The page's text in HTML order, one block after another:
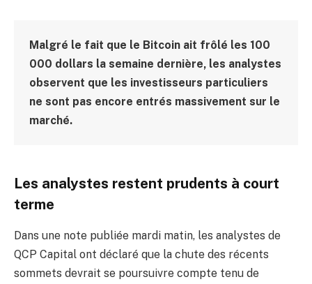
Malgré le fait que le Bitcoin ait frôlé les 100
000 dollars la semaine dernière, les analystes
observent que les investisseurs particuliers
ne sont pas encore entrés massivement sur le
marché.
Les analystes restent prudents à court
terme
Dans une note publiée mardi matin, les analystes de
QCP Capital ont déclaré que la chute des récents
sommets devrait se poursuivre compte tenu de